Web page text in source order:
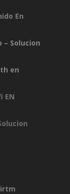
En
– Solucion
en
EN